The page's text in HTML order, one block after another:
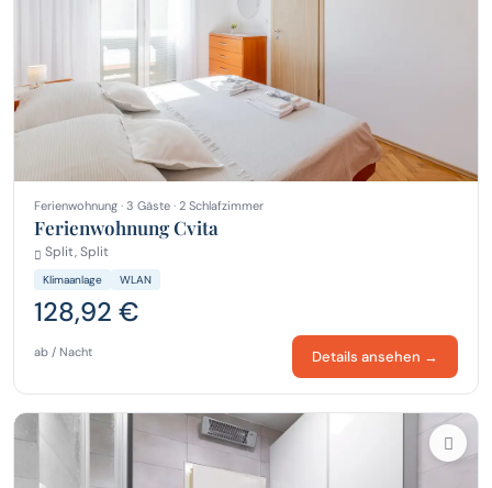
Ferienwohnung · 3 Gäste · 2 Schlafzimmer
Ferienwohnung Cvita
Split, Split
Klimaanlage WLAN
128,92 €
ab / Nacht Details ansehen →